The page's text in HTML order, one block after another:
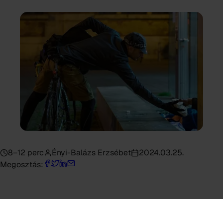
8–12 perc Ényi-Balázs Erzsébet
2024.03.25.
Megosztás: